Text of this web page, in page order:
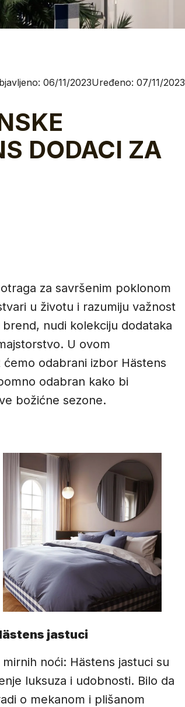
06/11/2023Uređeno: 07/11/2023
DODACI ZA
za savršenim poklonom
u životu i razumiju važnost
nudi kolekciju dodataka
U ovom
odabrani izbor Hästens
odabran kako bi
božićne sezone.
jastuci
mirnih noći: Hästens jastuci su
luksuza i udobnosti. Bilo da
o mekanom i plišanom